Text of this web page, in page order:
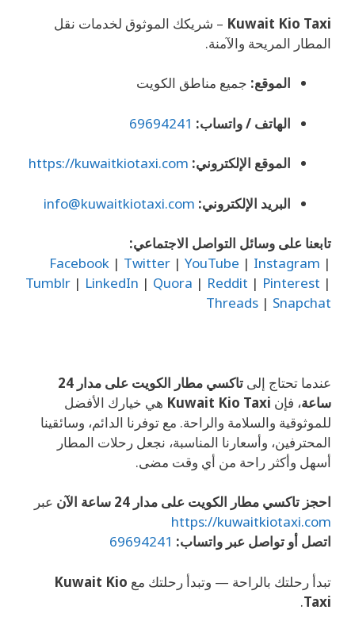
Kuwait Kio Taxi – شريكك الموثوق لخدمات نقل
المطار المريحة والآمنة.
الموقع: جميع مناطق الكويت
الهاتف / واتساب: 69694241
الموقع الإلكتروني: https://kuwaitkiotaxi.com
البريد الإلكتروني: info@kuwaitkiotaxi.com
تابعنا على وسائل التواصل الاجتماعي:
Facebook | Twitter | YouTube | Instagram |
Tumblr | LinkedIn | Quora | Reddit | Pinterest |
Threads | Snapchat
عندما تحتاج إلى
تاكسي مطار الكويت على مدار 24
ساعة، فإن Kuwait Kio Taxi هي خيارك الأفضل
للموثوقية والسلامة والراحة. مع توفرنا الدائم، وسائقينا
المحترفين، وأسعارنا المناسبة، نجعل رحلات المطار
أسهل وأكثر راحة من أي وقت مضى.
احجز تاكسي مطار الكويت على مدار 24 ساعة الآن
عبر
https://kuwaitkiotaxi.com
اتصل أو تواصل عبر واتساب: 69694241
تبدأ رحلتك بالراحة — وتبدأ رحلتك مع Kuwait Kio
Taxi
.